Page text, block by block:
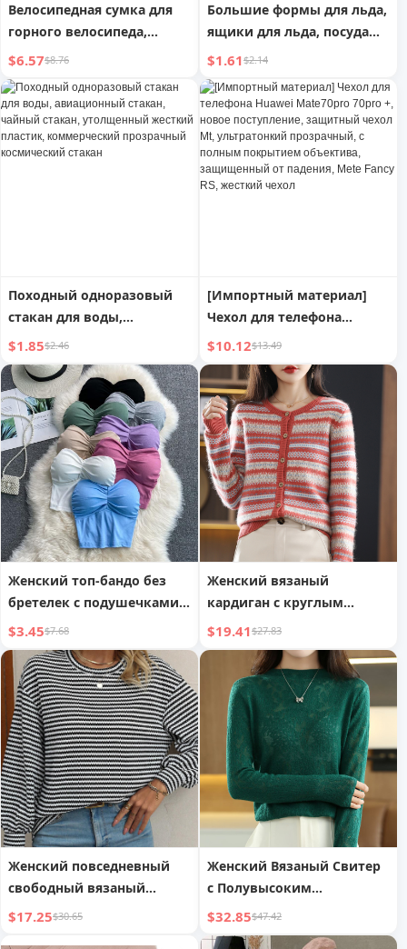
Велосипедная сумка для
горного велосипеда,
шоссейного велосипеда,
передняя сумка на раму,
жесткий кейс,
водонепроницаемая,
большая емкость,
$6.57$8.76
Большие формы для льда,
ящики для льда, посуда
для баров, большой
размер с крышкой,
замороженный ящик для
льда, жесткий ящик для
льда, сверхбольшие
формы для льда
$1.61$2.14
Походный одноразовый
стакан для воды,
авиационный стакан,
чайный стакан,
утолщенный жесткий
пластик, коммерческий
прозрачный космический
стакан
$1.85$2.46
[Импортный материал]
Чехол для телефона
Huawei Mate70pro 70pro +,
новое поступление,
защитный чехол Mt,
ультратонкий
прозрачный, с полным
покрытием объектива,
защищенный от падения,
Mete Fancy RS, жесткий
чехол
$10.12$13.49
Женский топ-бандо без
бретелек с подушечками,
против просвечивания,
нижний слой, нижнее
белье, летняя сексуальная
модная одежда
$3.45$7.68
Женский вязаный
кардиган с круглым
вырезом и длинными
рукавами
$19.41$27.83
Женский повседневный
свободный вязаный
пуловер-толстовка в
$17.25$30.65
Женский Вязаный Свитер
с Полувысоким
Воротником и
Открытыми Плечами
$32.85$47.42